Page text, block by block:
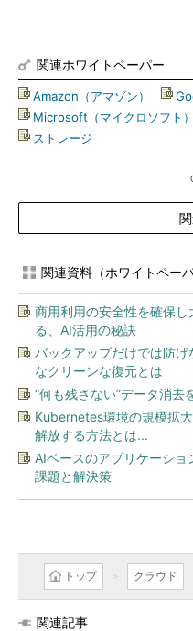
関連ホワイトペーパー
Amazon（アマゾン）
Microsoft（マイクロソフト）
ストレージ
関連資料（ホワイトペーパ
商用利用の安全性を確保
る、AI活用の秘訣
バックアップだけでは防
なクリーンな復元とは
“何も残さない”データ消
Kubernetes環境の規模拡
解放する方法とは...
AIベースのアプリケーショ
課題と解決策
トップ クラウド
関連記事